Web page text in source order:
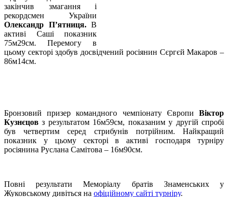
закінчив змагання і
рекордсмен України
Олександр П’ятниця.В
активі Саші показник
75м29см. Перемогу в
цьому секторі здобув досвідчений росіянин Сєргєй Макаров –
86м14см.
Бронзовий призер командного чемпіонату Європи Віктор
Кузнєцов з результатом 16м59см, показаним у другій спробі
був четвертим серед стрибунів потрійним. Найкращий
показник у цьому секторі в активі господаря турніру
росіянина Руслана Самітова – 16м90см.
Повні результати Меморіалу братів Знаменських у
Жуковському дивіться на офіційному сайті турніру.